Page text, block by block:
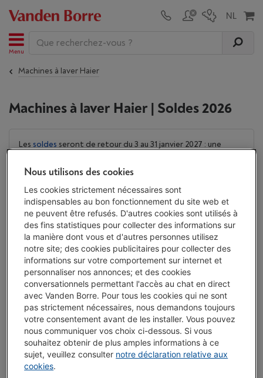
Menu
Machines à laver Haier
Machines à laver Haier | Soldes 2026
Les soldes seront de retour du 3 au 31 janvier 2027 : une
offres sur nos produits. En attendant, chez Vanden Borre,
plus bas : si vous trouvez votre appareil moins cher, ici ou
ailleurs, dans les 30 jours suivant votre achat, nous vous
remboursons la différence !En savoir plus
Machines à laver Haier
Garantie du prix le plus bas
Raccordement et mise en service gratuits
Réparation à domicile par nos techniciens
Nous utilisons des cookies
Les cookies strictement nécessaires sont
indispensables au bon fonctionnement du site web et
ne peuvent être refusés. D'autres cookies sont utilisés à
des fins statistiques pour collecter des informations sur
la manière dont vous et d'autres personnes utilisez
notre site; des cookies publicitaires pour collecter des
informations sur votre comportement sur internet et
personnaliser nos annonces; et des cookies
conversationnels permettant l'accès au chat en direct
avec Vanden Borre. Pour tous les cookies qui ne sont
pas strictement nécessaires, nous demandons toujours
votre consentement avant de les installer. Vous pouvez
nous communiquer vos choix ci-dessous. Si vous
souhaitez obtenir de plus amples informations à ce
sujet, veuillez consulter notre déclaration relative aux
cookies.